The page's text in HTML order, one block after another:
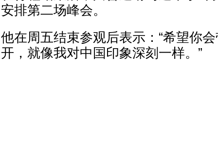
安排第二场峰会。
他在周五结束参观后表示：“希望你
开，就像我对中国印象深刻一样。”